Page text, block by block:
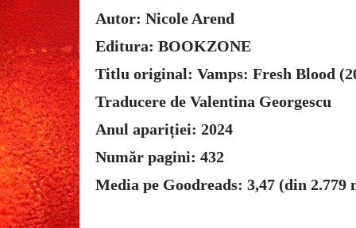
Autor: Nicole Arend
Editura: BOOKZONE
Titlu original: Vamps: Fresh Blood
Traducere de Valentina Georgescu
Anul apariției: 2024
Număr pagini: 432
Media pe Goodreads: 3,47 (din 2.779